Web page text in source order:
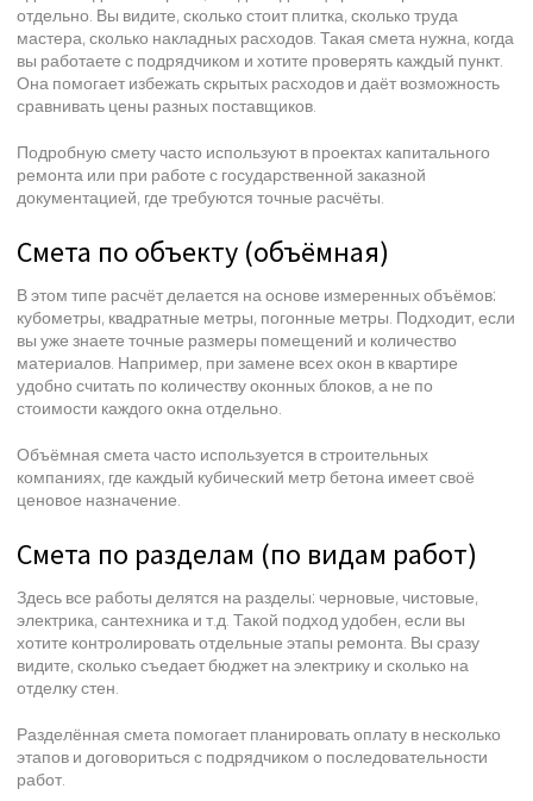
отдельно. Вы видите, сколько стоит плитка, сколько труда
мастера, сколько накладных расходов. Такая смета нужна, когда
вы работаете с подрядчиком и хотите проверять каждый пункт.
Она помогает избежать скрытых расходов и даёт возможность
сравнивать цены разных поставщиков.
Подробную смету часто используют в проектах капитального
ремонта или при работе с государственной заказной
документацией, где требуются точные расчёты.
Смета по объекту (объёмная)
В этом типе расчёт делается на основе измеренных объёмов:
кубометры, квадратные метры, погонные метры. Подходит, если
вы уже знаете точные размеры помещений и количество
материалов. Например, при замене всех окон в квартире
удобно считать по количеству оконных блоков, а не по
стоимости каждого окна отдельно.
Объёмная смета часто используется в строительных
компаниях, где каждый кубический метр бетона имеет своё
ценовое назначение.
Смета по разделам (по видам работ)
Здесь все работы делятся на разделы: черновые, чистовые,
электрика, сантехника и т.д. Такой подход удобен, если вы
хотите контролировать отдельные этапы ремонта. Вы сразу
видите, сколько съедает бюджет на электрику и сколько на
отделку стен.
Разделённая смета помогает планировать оплату в несколько
этапов и договориться с подрядчиком о последовательности
работ.